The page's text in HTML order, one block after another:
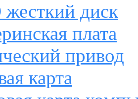
диск
плата
привод
карта